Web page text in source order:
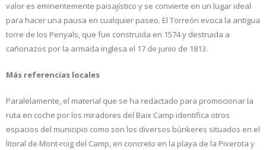
valor es eminentemente paisajístico y se convierte en un lugar ideal
para hacer una pausa en cualquier paseo. El Torreón evoca la antigua
torre de los Penyals, que fue construida en 1574 y destruida a
cañonazos por la armada inglesa el 17 de junio de 1813.
Más referencias locales
Paralelamente, el material que se ha redactado para promocionar la
ruta en coche por los miradores del Baix Camp identifica otros
espacios del municipio como son los diversos búnkeres situados en el
litoral de Mont-roig del Camp, en concreto en la playa de la Pixerota y